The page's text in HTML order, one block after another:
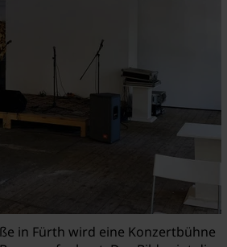
in Fürth wird eine Konzertbühne